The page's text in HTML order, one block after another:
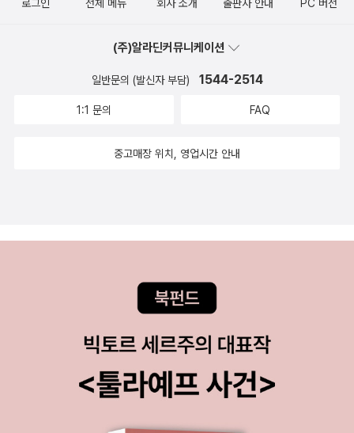
준다. 핵가족화에 의한 전통적 가정의 해체의 한 복판에 서 있는 요즘
다. 이 책은 그런 관계의 복원을 위한 하나의 배움터로서 가족, 형제,
자매, 남매라는 공간을 제시한다.이미옥씨의 글이 만들어낸 상상속의
으로 우리 눈 앞에 모습을 드러내고 따뜻하면서 생동감 있는 그림들
로그인 전체 메뉴 회사 소개 출판사 안내 PC 버전
(주)알라딘커뮤니케이션
일반문의 (발신자 부담) 1544-2514
1:1 문의 FAQ
중고매장 위치, 영업시간 안내